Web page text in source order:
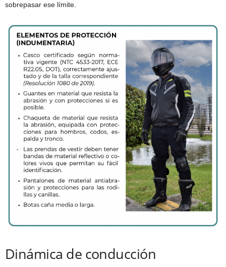
sobrepasar ese límite.
Dinámica de conducción